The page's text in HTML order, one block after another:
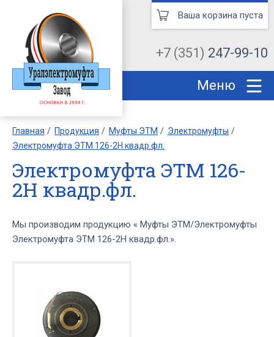
+7 (351) 247-99-10
Ваша корзина пуста
Меню
Главная Продукция Муфты ЭТМ
Электромуфты
Электромуфта ЭТМ 126-2Н квадр.фл.
Электромуфта ЭТМ 126-
2Н квадр.фл.
Мы производим продукцию « Муфты ЭТМ/Электромуфты
Электромуфта ЭТМ 126-2Н квадр.фл.».